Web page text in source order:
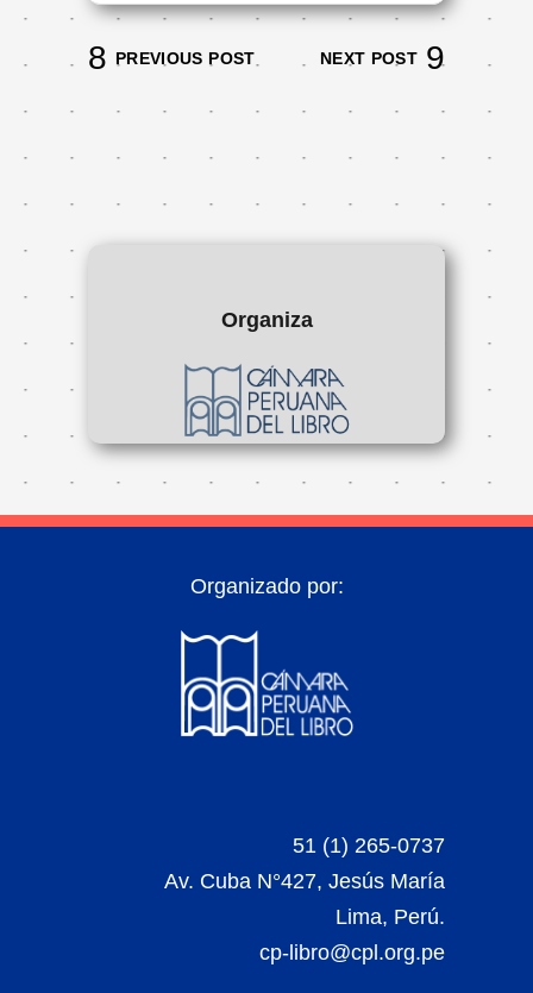
PREVIOUS POST NEXT POST
Organiza
Organizado por:
51 (1) 265-0737
Av. Cuba N°427, Jesús María
Lima, Perú.
cp-libro@cpl.org.pe